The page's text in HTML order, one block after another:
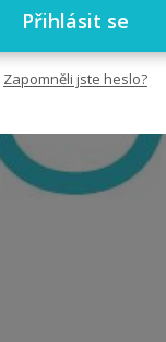
Přihlásit se
Zapomněli jste heslo?